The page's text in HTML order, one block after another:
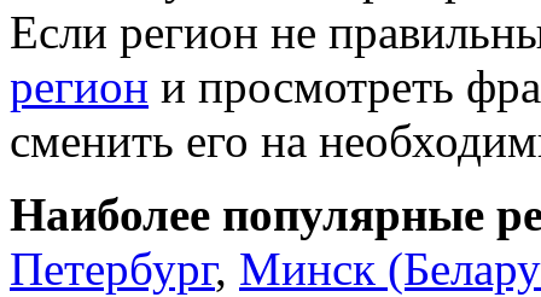
Если регион не
регион и просмотреть
сменить его на
Наиболее популярные
Петербург, Минск